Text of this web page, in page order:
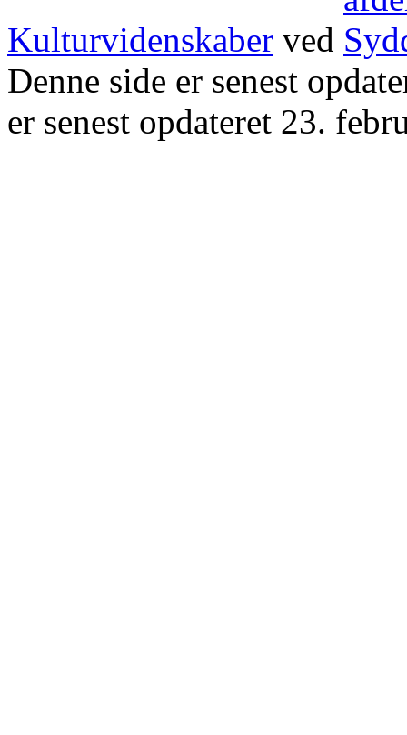
Kulturvidenskaber ved
Denne side er senest
er senest opdateret 23.